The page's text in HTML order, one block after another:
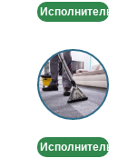
дом
Исполнитель
Химчистка
ковров
на
дому/
Исполнитель